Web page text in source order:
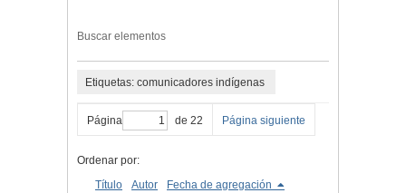
Buscar elementos
Etiquetas: comunicadores indígenas
Página de 22 Página siguiente
Ordenar por:
Título
Autor Fecha de agregación